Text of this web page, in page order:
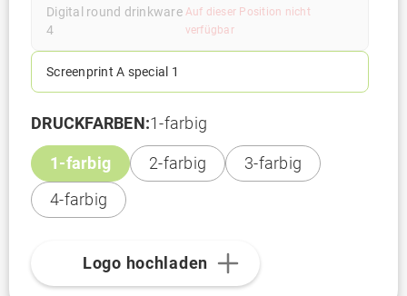
Digital round drinkware
4
Auf dieser Position nicht
verfügbar
Screenprint A special 1
DRUCKFARBEN:1-farbig
1-farbig 2-farbig
3-farbig
4-farbig
Logo hochladen